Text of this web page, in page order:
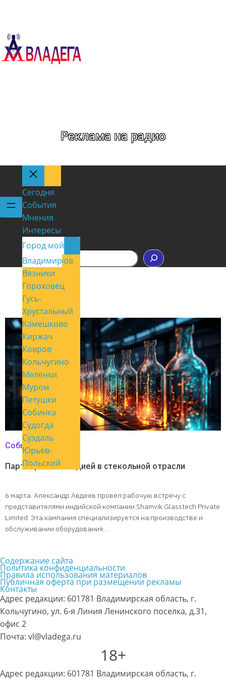
Реклама на радио
Сегодня
События
Мнения
Интересы
Город мой
Владимир
Александров
Вязники
Гороховец
Гусь-
Хрустальный
Камешково
Киржач
Ковров
Кольчугино
Меленки
Муром
Петушки
Собинка
Судогда
Суздаль
Юрьев-
Польский
Контакты
События
Партнерство с Индией в стекольной отрасли
6 марта Александр Авдеев провел рабочую встречу с
представителями индийской компании Shamvik Glasstech Private
Limited. Эта кампания специализируется на производстве и
обслуживании оборудования…
Содержание сайта
Политика конфиденциальности
Правила использования материалов
Публичная оферта при размещении рекламы
Контакты
Адрес редакции: 601781 Владимирская область, г.
Кольчугино, ул. 6-я Линия Ленинского поселка, д.31,
офис 2
Почта: vl@vladega.ru
18+
Адрес редакции: 601781 Владимирская область, г.